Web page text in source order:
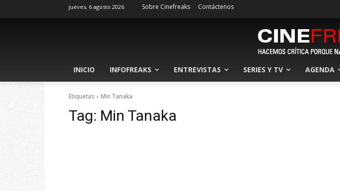
jueves, 6 agosto 2026 Sobre Cinefreaks Contáctenos
INICIO INFOFREAKS ENTREVISTAS SERIES Y TV AGENDA
Etiquetas Min Tanaka
Tag: Min Tanaka